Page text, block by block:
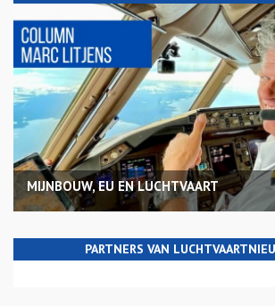
MIJNBOUW, EU EN LUCHTVAART
PARTNERS VAN